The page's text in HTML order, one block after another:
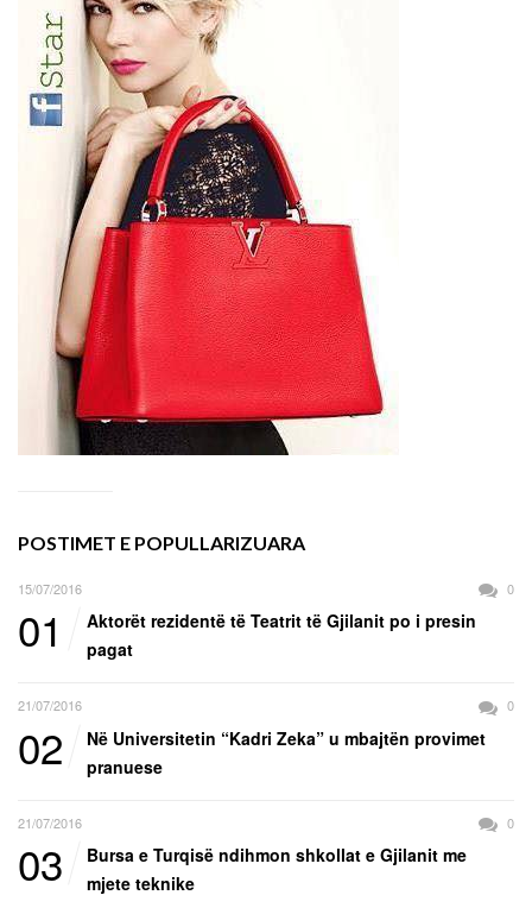
POSTIMET E POPULLARIZUARA
15/07/2016 0
01
Aktorët rezidentë të Teatrit të Gjilanit po i presin
pagat
21/07/2016 0
02
Në Universitetin “Kadri Zeka” u mbajtën provimet
pranuese
21/07/2016 0
03
Bursa e Turqisë ndihmon shkollat e Gjilanit me
mjete teknike